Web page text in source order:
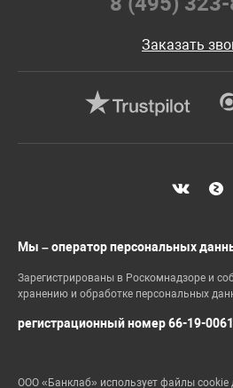
Заказать
Мы – оператор персональных
Зарегистрированы в Роскомнадзоре и
хранению и обработке персональных
регистрационный номер 66-19-
ООО «Банклаб» использует файлы